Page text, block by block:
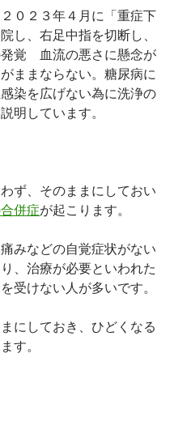
０２３年４月に「重症下
し、右足中指を切断し、
発覚 血流の悪さに懸念が
ままならない。糖尿病に
染を広げない為に洗浄の
明しています。
ず、そのままにしておい
併症が起こります。
みなどの自覚症状がない
、治療が必要といわれた
受けない人が多いです。
にしておき、ひどくなる
す。